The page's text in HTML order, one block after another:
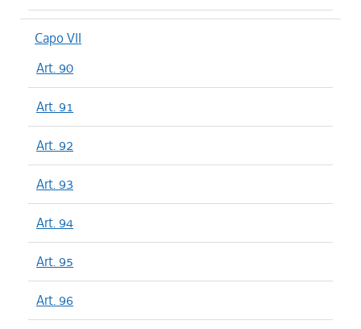
Capo VII
Art. 90
Art. 91
Art. 92
Art. 93
Art. 94
Art. 95
Art. 96